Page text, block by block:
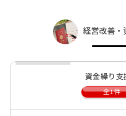
経営改善・
資金繰り支
全1件